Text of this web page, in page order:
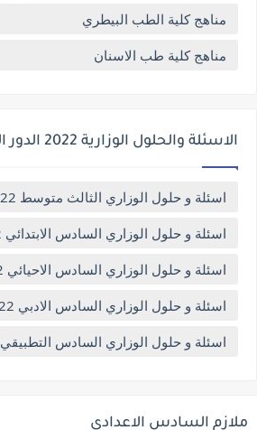
مناهج كلية الطب البيطري
مناهج كلية طب الاسنان
الاسئلة والحلول الوزارية 2022 الدور الاول
اسئلة و حلول الوزاري الثالث متوسط 2022 الدور الاول
اسئلة و حلول الوزاري السادس الابتدائي 2022 الدور الاول
اسئلة و حلول الوزاري السادس الاحيائي 2022 الدور الاول
اسئلة و حلول الوزاري السادس الادبي 2022 الدور الاول
اسئلة و حلول الوزاري السادس التطبيقي 2022 الدور الاول
ملازم السادس الاعدادي